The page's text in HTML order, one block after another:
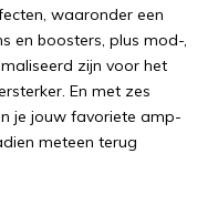
waaronder een
en boosters, plus mod-,
zijn voor het
En met zes
je jouw favoriete amp-
meteen terug